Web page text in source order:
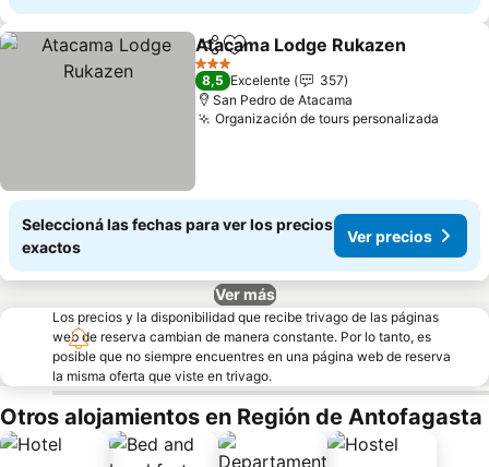
CompartirAñadir a favoritos
Atacama Lodge Rukazen
3 Estrellas
8,5 Excelente
357
San Pedro de Atacama
Organización de tours personalizada
Seleccioná las fechas para ver los precios
exactos
Ver precios
Ver más
Los precios y la disponibilidad que recibe trivago de las páginas
web de reserva cambian de manera constante. Por lo tanto, es
posible que no siempre encuentres en una página web de reserva
la misma oferta que viste en trivago.
Otros alojamientos en Región de Antofagasta